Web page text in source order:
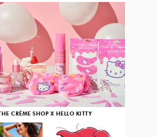
THE CRÈME SHOP X HELLO KITTY
3